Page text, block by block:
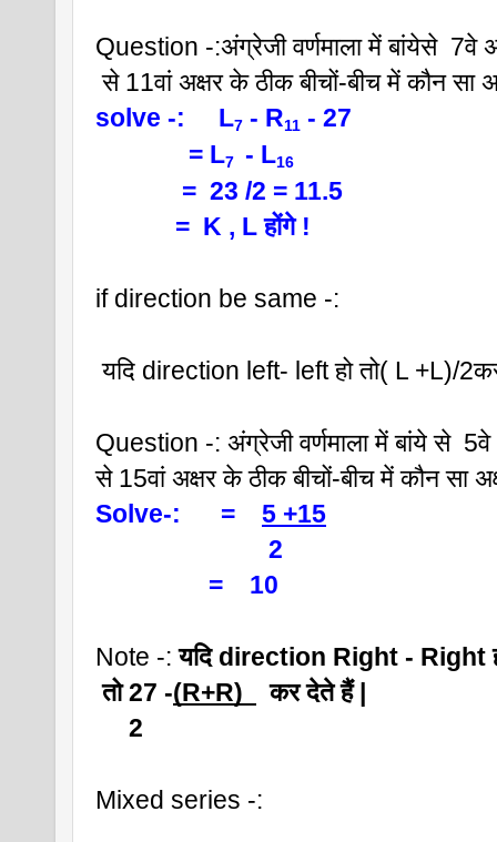
Question -:अंग्रेजी वर्णमाला में बांयेसे  7वे
से 11वां अक्षर के ठीक बीचों-बीच में कौन सा
solve -:     L7 - R11 - 27
= L7 - L16
=  23 /2 = 11.5
=  K , L होंगे !
if direction be same -:
यदि direction left- left हो तो( L +L)/
Question -: अंग्रेजी वर्णमाला में बांये से  5वे
से 15वां अक्षर के ठीक बीचों-बीच में कौन सा
Solve-:      = 5 +15
2
=    10
Note -: यदि direction Right - Right
तो 27 -(R+R)
कर देते हैं |
2
Mixed series -: